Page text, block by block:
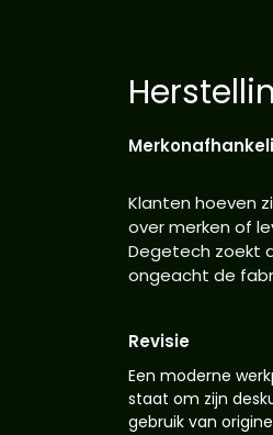
Klanten hoeven
over merken of
Degetech zoekt
ongeacht de
Revisie
Een moderne
staat om zijn
gebruik van